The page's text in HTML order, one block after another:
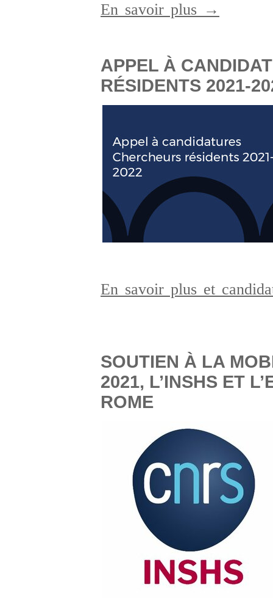
En savoir plus →
APPEL À
RÉSIDENTS 2021-
En savoir plus et
SOUTIEN À LA
2021, L’INSHS ET
ROME